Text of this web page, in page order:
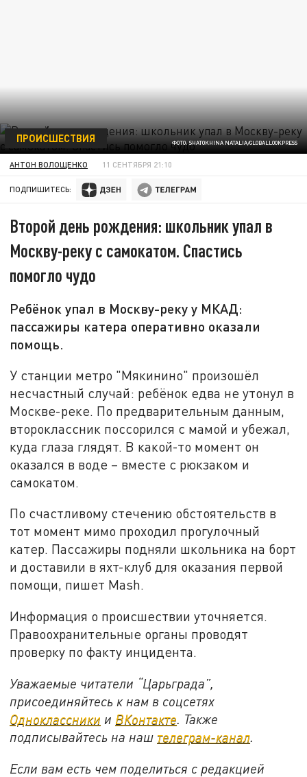
ФОТО: SHATOKHINA NATALIA/GLOBALLOOKPRESS
ПРОИСШЕСТВИЯ
АНТОН ВОЛОЩЕНКО 11 СЕНТЯБРЯ 21:10
ПОДПИШИТЕСЬ:
Второй день рождения: школьник упал в
Москву-реку с самокатом. Спастись
помогло чудо
Ребёнок упал в Москву-реку у МКАД:
пассажиры катера оперативно оказали
помощь.
У станции метро "Мякинино" произошёл
несчастный случай: ребёнок едва не утонул в
Москве-реке. По предварительным данным,
второклассник поссорился с мамой и убежал,
куда глаза глядят. В какой-то момент он
оказался в воде – вместе с рюкзаком и
самокатом.
По счастливому стечению обстоятельств в
тот момент мимо проходил прогулочный
катер. Пассажиры подняли школьника на борт
и доставили в яхт-клуб для оказания первой
помощи, пишет Mash.
Информация о происшествии уточняется.
Правоохранительные органы проводят
проверку по факту инцидента.
Уважаемые читатели “Царьграда”,
присоединяйтесь к нам в соцсетях
Одноклассники и ВКонтакте. Также
подписывайтесь на наш телеграм-канал.
Если вам есть чем поделиться с редакцией